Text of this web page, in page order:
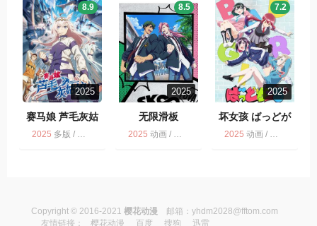
2025
赛马娘 芦毛灰姑
娘 ウマ娘 シンデ
8.9
2025 多版 / 动画
2025
无限滑板
8.5
2025 动画 / 运动 / 多版
2025
坏女孩 ばっどが
ーる
7.2
2025 动画 / 多版
Copyright © 2016-2021 樱花动漫 邮箱： yhdm2028@fftom.com
友情链接：
樱花动漫 百度 搜狗 迅雷